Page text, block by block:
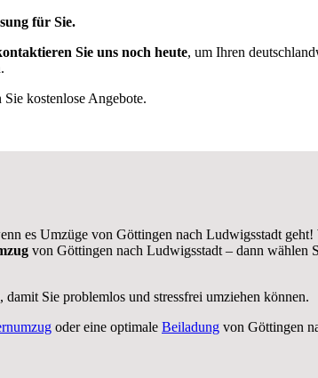
für Sie.
Sie uns noch heute, um Ihren
Sie kostenlose Angebote.
es Umzüge von Göttingen nach Ludwigsstadt
von Göttingen nach Ludwigsstadt – dann wählen
, damit Sie problemlos und stressfrei umziehen können.
oder eine optimale Beiladung von Göttingen